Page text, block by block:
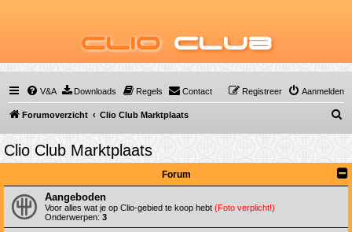
Clio Club
V&A Downloads Regels Contact Aanmelden
Registreer
Forumoverzicht Clio Club Marktplaats
o
k
Clio Club Marktplaats
Forum
Aangeboden
Voor alles wat je op Clio-gebied te koop hebt (Foto verplicht!)
Onderwerpen: 3